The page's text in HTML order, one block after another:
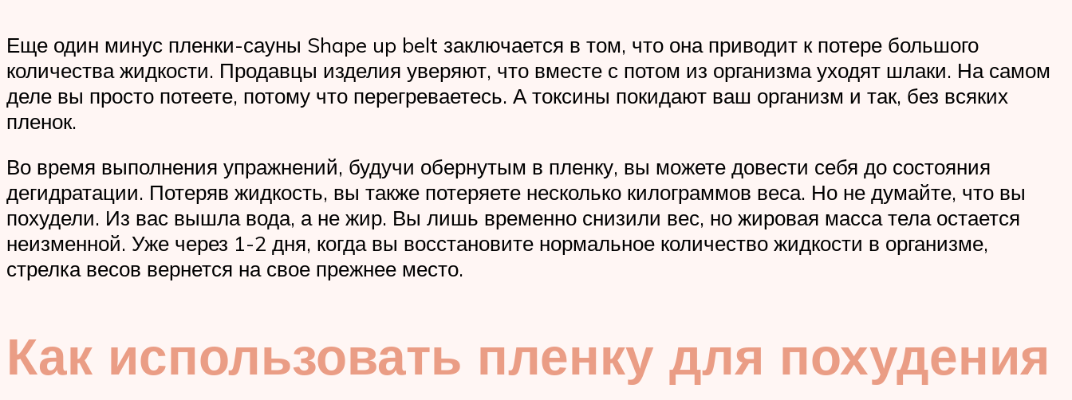
Еще один минус пленки-сауны Shape up belt заключается в том, что она приводит к потере большого
количества жидкости. Продавцы изделия уверяют, что вместе с потом из организма уходят шлаки. На самом
деле вы просто потеете, потому что перегреваетесь. А токсины покидают ваш организм и так, без всяких
пленок.
Во время выполнения упражнений, будучи обернутым в пленку, вы можете довести себя до состояния
дегидратации. Потеряв жидкость, вы также потеряете несколько килограммов веса. Но не думайте, что вы
похудели. Из вас вышла вода, а не жир. Вы лишь временно снизили вес, но жировая масса тела остается
неизменной. Уже через 1-2 дня, когда вы восстановите нормальное количество жидкости в организме,
стрелка весов вернется на свое прежнее место.
Как использовать пленку для похудения